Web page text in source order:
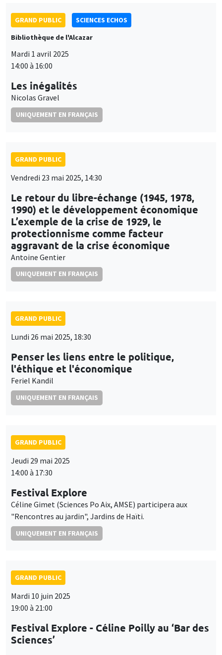
GRAND PUBLIC
SCIENCES ECHOS
Bibliothèque de l'Alcazar
Mardi 1 avril 2025
14:00 à 16:00
Les inégalités
Nicolas Gravel
UNIQUEMENT EN FRANÇAIS
GRAND PUBLIC
Vendredi 23 mai 2025, 14:30
Le retour du libre-échange (1945, 1978,
1990) et le développement économique
L’exemple de la crise de 1929, le
protectionnisme comme facteur
aggravant de la crise économique
Antoine Gentier
UNIQUEMENT EN FRANÇAIS
GRAND PUBLIC
Lundi 26 mai 2025, 18:30
Penser les liens entre le politique,
l'éthique et l'économique
Feriel Kandil
UNIQUEMENT EN FRANÇAIS
GRAND PUBLIC
Jeudi 29 mai 2025
14:00 à 17:30
Festival Explore
Céline Gimet (Sciences Po Aix, AMSE) participera aux
"Rencontres au jardin", Jardins de Haïti.
UNIQUEMENT EN FRANÇAIS
GRAND PUBLIC
Mardi 10 juin 2025
19:00 à 21:00
Festival Explore - Céline Poilly au ‘Bar des
Sciences’